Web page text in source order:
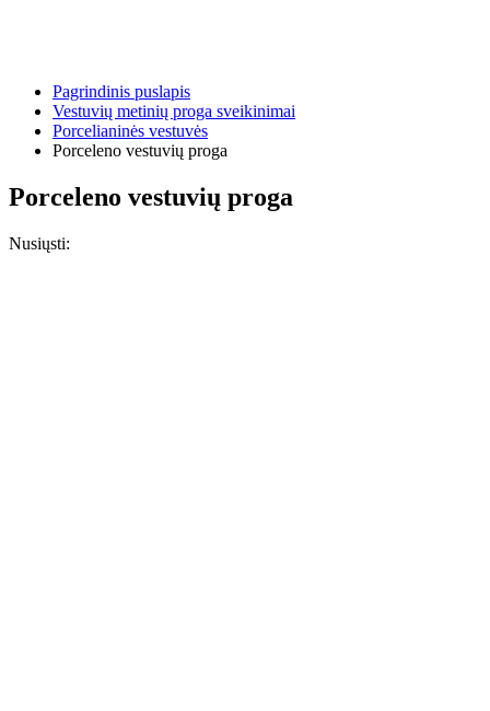
Pagrindinis puslapis
Vestuvių metinių proga sveikinimai
Porcelianinės vestuvės
Porceleno vestuvių proga
Porceleno vestuvių proga
Nusiųsti: